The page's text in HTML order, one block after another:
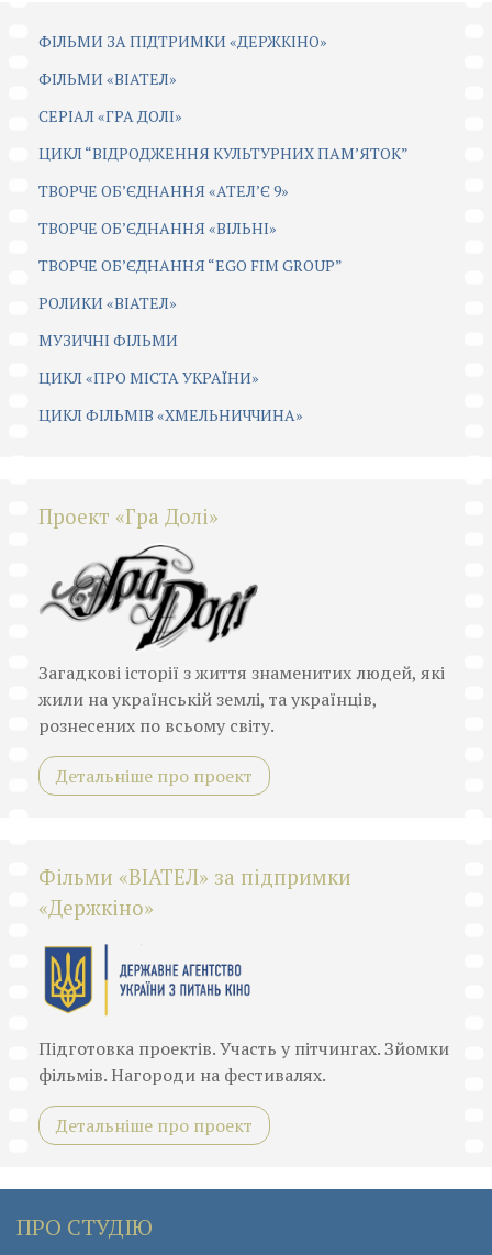
ФІЛЬМИ ЗА ПІДТРИМКИ «ДЕРЖКІНО»
ФІЛЬМИ «ВІАТЕЛ»
СЕРІАЛ «ГРА ДОЛІ»
ЦИКЛ “ВІДРОДЖЕННЯ КУЛЬТУРНИХ ПАМ’ЯТОК”
ТВОРЧЕ ОБ’ЄДНАННЯ «АТЕЛ’Є 9»
ТВОРЧЕ ОБ’ЄДНАННЯ «ВІЛЬНІ»
ТВОРЧЕ ОБ’ЄДНАННЯ “EGO FIM GROUP”
РОЛИКИ «ВІАТЕЛ»
МУЗИЧНІ ФІЛЬМИ
ЦИКЛ «ПРО МІСТА УКРАЇНИ»
ЦИКЛ ФІЛЬМІВ «ХМЕЛЬНИЧЧИНА»
Проект «Гра Долі»
Загадкові історії з життя знаменитих людей, які
жили на українській землі, та українців,
рознесених по всьому світу.
Детальніше про проект
Фільми «ВІАТЕЛ» за підпримки
«Держкіно»
Підготовка проектів. Участь у пітчингах. Зйомки
фільмів. Нагороди на фестивалях.
Детальніше про проект
ПРО СТУДІЮ